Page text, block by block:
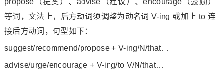
propose（提案）、advise（建议）、encourage（鼓励）
等词，文法上，后方动词须调整为动名词 V-ing 或加上 to 连
接后方动词，句型如下：
suggest/recommend/propose + V-ing/N/that…
advise/urge/encourage + V-ing/to V/N/that…